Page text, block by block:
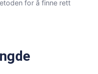
for å finne rett